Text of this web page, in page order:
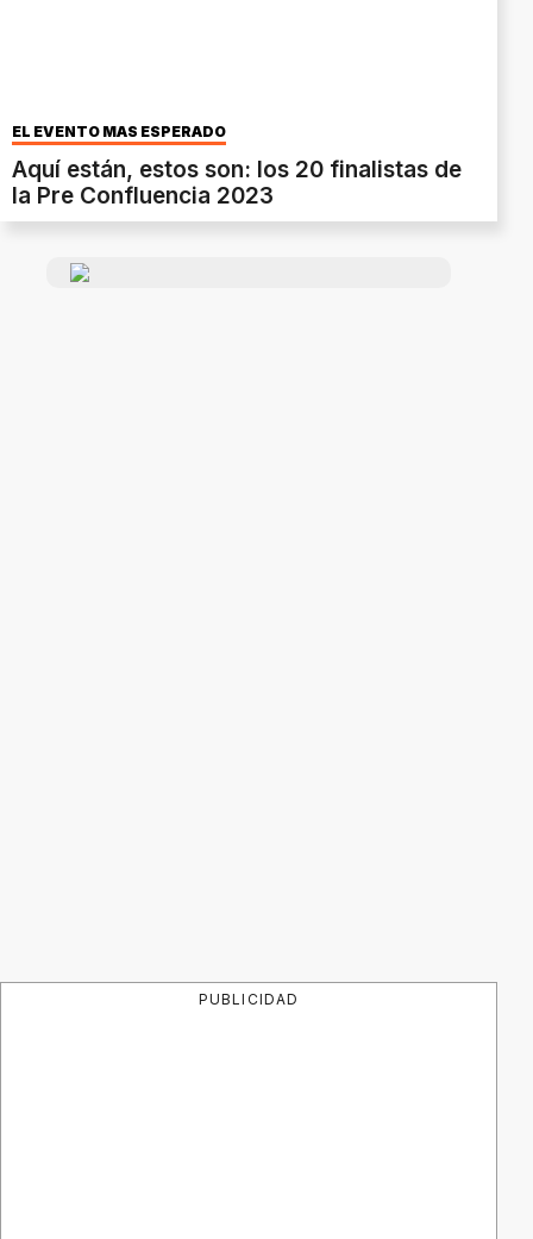
EL EVENTO MÁS ESPERADO
Aquí están, estos son: los 20 finalistas de
la Pre Confluencia 2023
PUBLICIDAD